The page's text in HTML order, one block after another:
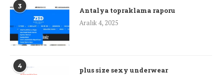
3
Antalya topraklama raporu
Aralık 4, 2025
4
plus size sexy underwear